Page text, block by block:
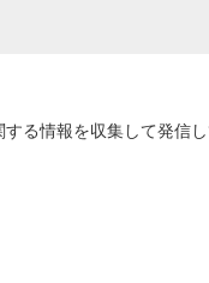
る情報を収集して発信し